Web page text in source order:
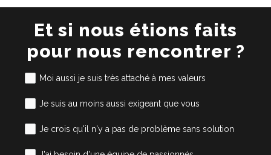
Et si nous étions faits
pour nous rencontrer ?
Moi aussi je suis très attaché à mes valeurs
Je suis au moins aussi exigeant que vous
Je crois qu'il n'y a pas de problème sans solution